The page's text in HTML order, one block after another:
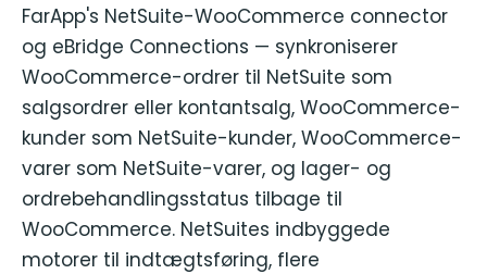
FarApp's NetSuite-WooCommerce connector
og eBridge Connections — synkroniserer
WooCommerce-ordrer til NetSuite som
salgsordrer eller kontantsalg, WooCommerce-
kunder som NetSuite-kunder, WooCommerce-
varer som NetSuite-varer, og lager- og
ordrebehandlingsstatus tilbage til
WooCommerce. NetSuites indbyggede
motorer til indtægtsføring, flere